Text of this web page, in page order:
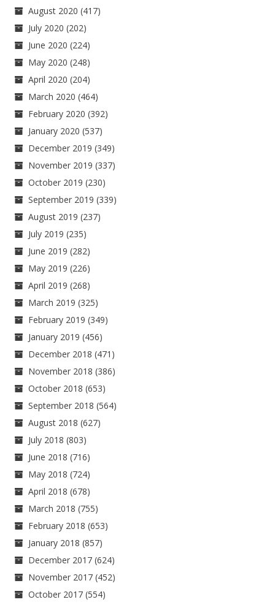
August 2020 (417)
July 2020 (202)
June 2020 (224)
May 2020 (248)
April 2020 (204)
March 2020 (464)
February 2020 (392)
January 2020 (537)
December 2019 (349)
November 2019 (337)
October 2019 (230)
September 2019 (339)
August 2019 (237)
July 2019 (235)
June 2019 (282)
May 2019 (226)
April 2019 (268)
March 2019 (325)
February 2019 (349)
January 2019 (456)
December 2018 (471)
November 2018 (386)
October 2018 (653)
September 2018 (564)
August 2018 (627)
July 2018 (803)
June 2018 (716)
May 2018 (724)
April 2018 (678)
March 2018 (755)
February 2018 (653)
January 2018 (857)
December 2017 (624)
November 2017 (452)
October 2017 (554)